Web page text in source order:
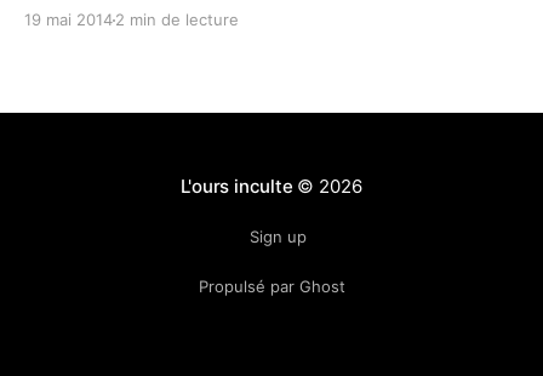
19 mai 20142 min de lecture
L'ours inculte © 2026
Sign up
Propulsé par Ghost